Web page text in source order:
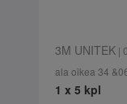
3M UNITEK|
ala oikea 34
1 x 5 kpl